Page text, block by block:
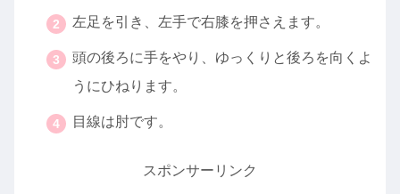
左足を引き、左手で右膝を押さえます。
頭の後ろに手をやり、ゆっくりと後ろを向くよ
うにひねります。
目線は肘です。
スポンサーリンク